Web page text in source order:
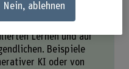
die
digitaler Tools auf die
Lernen und auf
Beispiele
KI oder von
Nein, ablehnen